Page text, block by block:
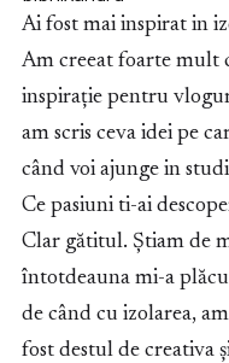
Ai fost mai inspirat in
Am creeat foarte mult
inspirație pentru
am scris ceva idei pe
când voi ajunge in
Ce pasiuni ti-ai
Clar gătitul. Știam de
întotdeauna mi-a
de când cu izolarea,
fost destul de creativa